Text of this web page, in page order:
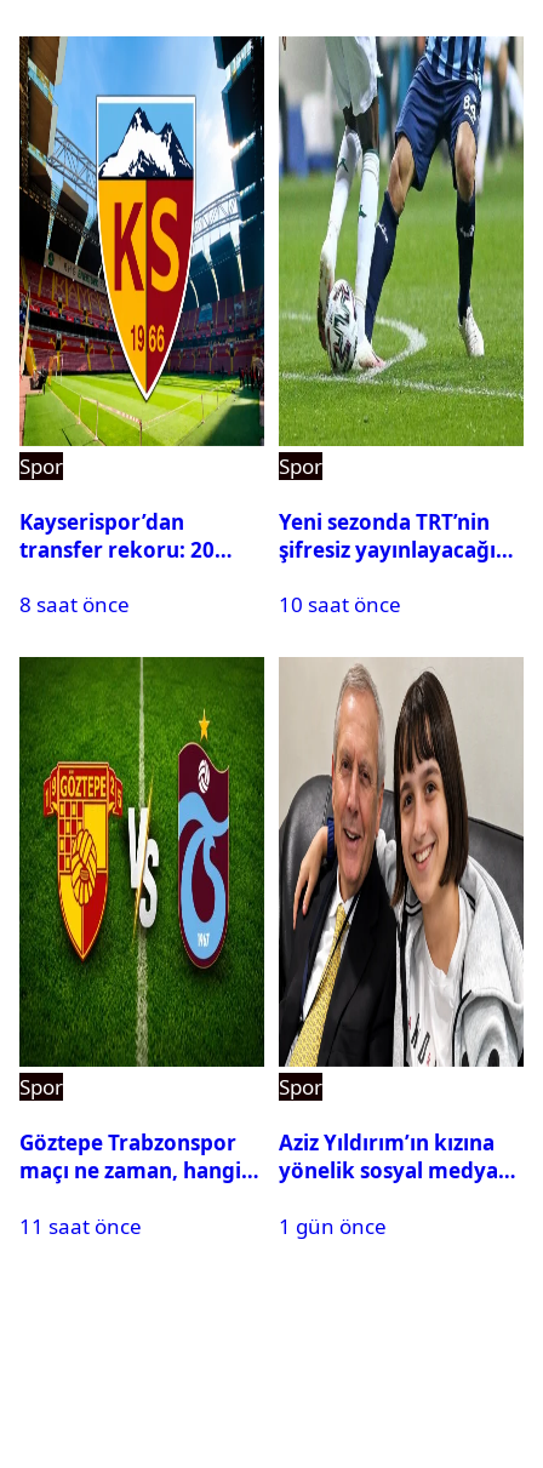
Spor
Kayserispor’dan
transfer rekoru: 20
8 saat önce
Spor
Yeni sezonda TRT’nin
şifresiz yayınlayacağı
10 saat önce
Spor
Göztepe Trabzonspor
maçı ne zaman, hangi
oynayacak mı?
11 saat önce
Spor
Aziz Yıldırım’ın kızına
yönelik sosyal medya
hakkında karar çıktı
1 gün önce